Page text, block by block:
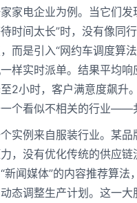
家电企业为例。当它们发
时间太长”时，没有像同
而是引入“网约车调度算
样实时派单。结果平均
2小时，客户满意度飙升
个看似不相关的行业——
实例来自服装行业。某品
，没有优化传统的供应链
新闻媒体”的内容推荐算法
态调整生产计划。这一大